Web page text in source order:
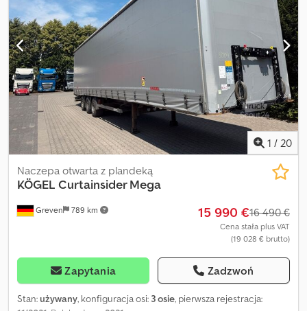
1 / 20
Greven 789 km
Naczepa otwarta z plandeką
KÖGEL Curtainsider Mega
15 990 €16 490 €
Cena stała plus VAT
(19 028 € brutto)
Zapytania Zadzwoń
Stan:używany, konfiguracja osi: 3 osie, pierwsza rejestracja: